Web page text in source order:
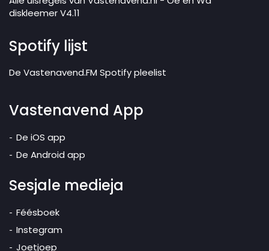
diskleemer V4.11
Spotify lijst
De Vastenavend.FM Spotify pleelist
Vastenavend App
De iOS app
De Android app
Sesjale medieja
Féésboek
Instegram
Joetjoep